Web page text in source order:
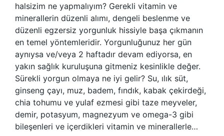
halsizim ne yapmalıyım? Gerekli vitamin ve
minerallerin düzenli alımı, dengeli beslenme ve
düzenli egzersiz yorgunluk hissiyle başa çıkmanın
en temel yöntemleridir. Yorgunluğunuz her gün
aynıysa ve/veya 2 haftadır devam ediyorsa, en
yakın sağlık kuruluşuna gitmeniz kesinlikle değer.
Sürekli yorgun olmaya ne iyi gelir? Su, ılık süt,
ginseng çayı, muz, badem, fındık, kabak çekirdeği,
chia tohumu ve yulaf ezmesi gibi taze meyveler,
demir, potasyum, magnezyum ve omega-3 gibi
bileşenleri ve içerdikleri vitamin ve minerallerle…